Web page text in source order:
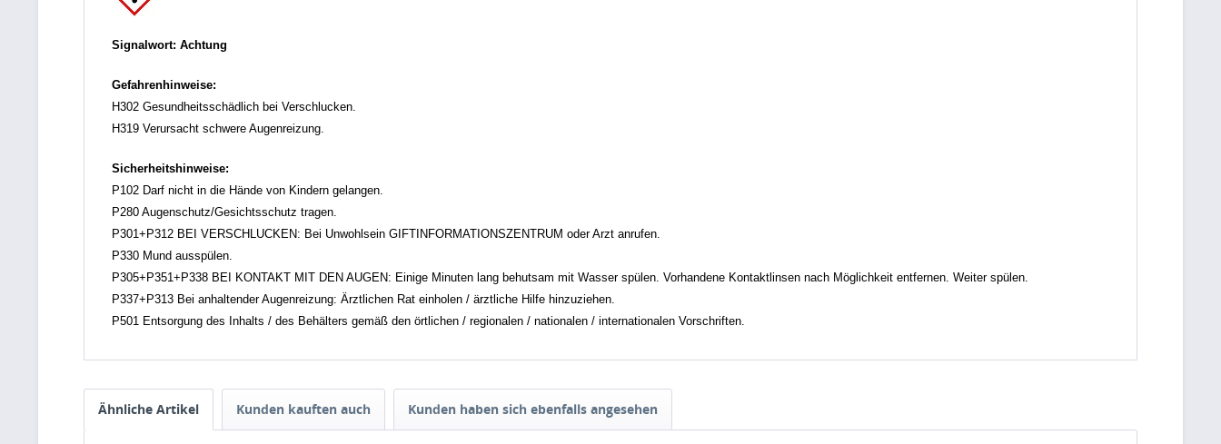
Signalwort: Achtung
Gefahrenhinweise:
H302 Gesundheitsschädlich bei Verschlucken.
H319 Verursacht schwere Augenreizung.
Sicherheitshinweise:
P102 Darf nicht in die Hände von Kindern gelangen.
P280 Augenschutz/Gesichtsschutz tragen.
P301+P312 BEI VERSCHLUCKEN: Bei Unwohlsein GIFTINFORMATIONSZENTRUM oder Arzt anrufen.
P330 Mund ausspülen.
P305+P351+P338 BEI KONTAKT MIT DEN AUGEN: Einige Minuten lang behutsam mit Wasser spülen. Vorhandene Kontaktlinsen nach Möglichkeit entfernen. Weiter spülen.
P337+P313 Bei anhaltender Augenreizung: Ärztlichen Rat einholen / ärztliche Hilfe hinzuziehen.
P501 Entsorgung des Inhalts / des Behälters gemäß den örtlichen / regionalen / nationalen / internationalen Vorschriften.
Ähnliche Artikel Kunden kauften auch Kunden haben sich ebenfalls angesehen